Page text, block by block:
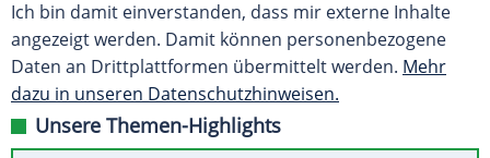
Ich bin damit einverstanden, dass mir externe Inhalte
angezeigt werden. Damit können personenbezogene
Daten an Drittplattformen übermittelt werden. Mehr
dazu in unseren Datenschutzhinweisen.
Unsere Themen-Highlights